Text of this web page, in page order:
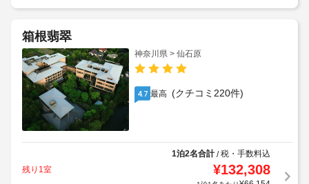
箱根翡翠
神奈川県 > 仙石原
4.7 最高 (クチコミ220件)
1泊2名合計/税・手数料込
残り1室
¥132,308